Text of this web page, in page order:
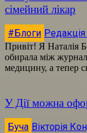
сімейний лікар
#Блоги Редакція
Привіт! Я Наталія
обирала між
медицину, а тепер
У Дії можна
Буча Вікторія